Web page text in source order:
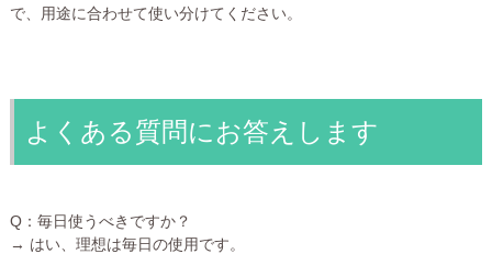
で、用途に合わせて使い分けてください。
よくある質問にお答えします
Q：毎日使うべきですか？
→ はい、理想は毎日の使用です。